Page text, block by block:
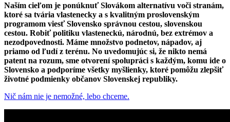
Naším cieľom je ponúknuť Slovákom alternatívu voči stranám,
ktoré sa tvária vlastenecky a s kvalitným proslovenským
programom viesť Slovensko správnou cestou, slovenskou
cestou. Robiť politiku vlasteneckú, národnú, bez extrémov a
nezodpovednosti. Máme množstvo podnetov, nápadov, aj
priamo od ľudí z terénu. No uvedomujúc si, že nikto nemá
patent na rozum, sme otvorení spolupráci s každým, komu ide o
Slovensko a podporíme všetky myšlienky, ktoré pomôžu zlepšiť
životné podmienky občanov Slovenskej republiky.
Nič nám nie je nemožné, lebo chceme.